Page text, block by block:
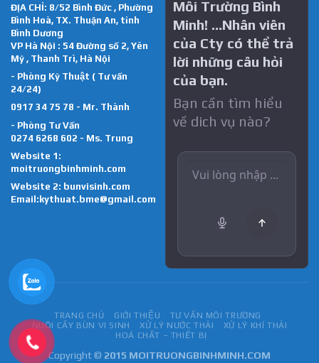
ĐỊA CHỈ: 8/52 Bình Đức , Phường
Bình Hoà, TX. Thuận An, tỉnh
Bình Dương
VP Hà Nội : 54 Đường số 2, Yên
Mỹ , Thanh Trì, Hà Nội
- Phòng Kỹ Thuật ( Tư vấn
24/24)
0917 34 75 78 - Mr. Thành
- Phòng Tư Vấn
0274 6268 602 - Ms. Trung
Website 1:
moitruongbinhminh.com
Website 2: bunvisinh.com
Email:kythuat.bme@gmail.com
Môi Trường Bình
Minh! …Nhân viên
của Cty có thể trả
lời những câu hỏi
của bạn.
Bạn cần tìm hiểu
về dich vụ nào?
TRANG CHỦ GIỚI THIỆU
TƯ VẤN MÔI TRƯỜNG
NUÔI CẤY BÙN VI SINH
XỬ LÝ NƯỚC THẢI
XỬ LÝ KHÍ THẢI
HOÁ CHẤT – THIẾT BỊ
Copyright © 2015 MOITRUONGBINHMINH.COM